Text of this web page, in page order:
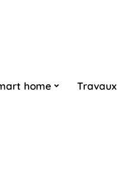
home Travaux